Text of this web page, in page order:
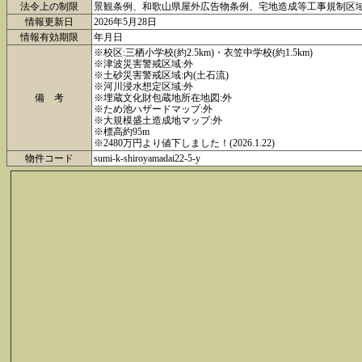
法令上の制限
景観条例、和歌山県屋外広告物条例、宅地造成等工事規制区
情報更新日
2026年5月28日
情報有効期限
年月日
備 考
※校区:三栖小学校(約2.5km)・衣笠中学校(約1.5km)
※津波災害警戒区域:外
※土砂災害警戒区域:内(土石流)
※河川浸水想定区域:外
※埋蔵文化財包蔵地所在地図:外
※ため池ハザードマップ:外
※大規模盛土造成地マップ:外
※標高約95m
※2480万円より値下しました！(2026.1.22)
物件コード
sumi-k-shiroyamadai22-5-y